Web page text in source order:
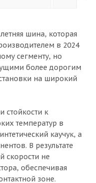
шина, которая
в 2024
сегменту, но
более дорогим
на широкий
стойкости к
температур в
каучук, а
В результате
скорости не
обеспечивая
зоне.